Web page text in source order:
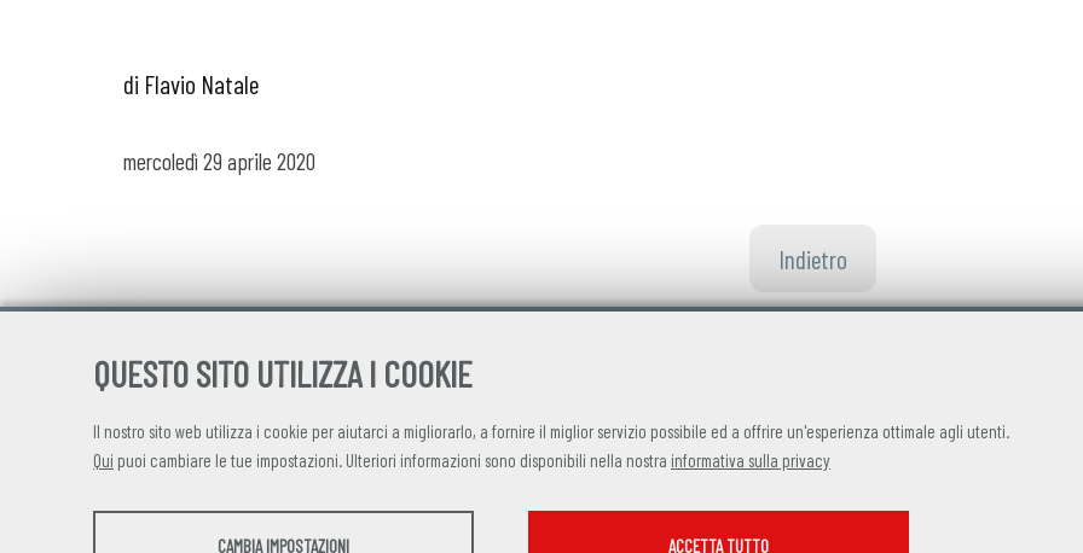
QUESTO SITO UTILIZZA I COOKIE
Il nostro sito web utilizza i cookie per aiutarci a migliorarlo, a fornire il miglior servizio possibile ed a offrire un'esperienza ottimale agli utenti.
Qui puoi cambiare le tue impostazioni. Ulteriori informazioni sono disponibili nella nostra informativa sulla privacy
STATISTICHE SERVIZI FACOLTATVI
CAMBIA IMPOSTAZIONI ACCETTA TUTTO
di Flavio Natale
mercoledì 29 aprile 2020
Indietro